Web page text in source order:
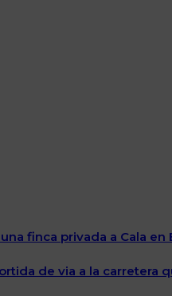
finca privada a Cala
de via a la carretera